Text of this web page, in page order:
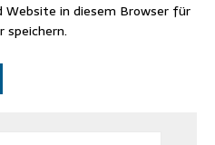
Website in diesem Browser für
speichern.